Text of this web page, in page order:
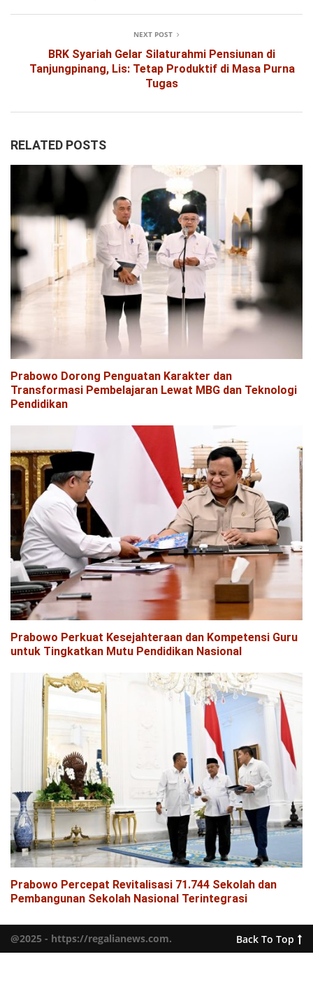
NEXT POST
BRK Syariah Gelar Silaturahmi Pensiunan di
Tanjungpinang, Lis: Tetap Produktif di Masa Purna
Tugas
RELATED POSTS
Prabowo Dorong Penguatan Karakter dan
Transformasi Pembelajaran Lewat MBG dan Teknologi
Pendidikan
Prabowo Perkuat Kesejahteraan dan Kompetensi Guru
untuk Tingkatkan Mutu Pendidikan Nasional
Prabowo Percepat Revitalisasi 71.744 Sekolah dan
Pembangunan Sekolah Nasional Terintegrasi
@2025 - https://regalianews.com. Back To Top